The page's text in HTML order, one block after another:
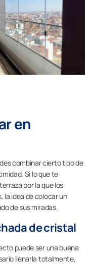
en
combinar cierto tipo de
Si lo que te
por la que los
la idea de colocar un
de sus miradas.
de cristal
puede ser una buena
llenarla totalmente,